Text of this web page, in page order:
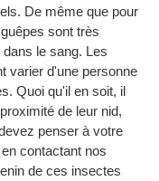
De même que pour
sont très
le sang. Les
varier d'une personne
Quoi qu'il en soit, il
de leur nid,
penser à votre
contactant nos
de ces insectes